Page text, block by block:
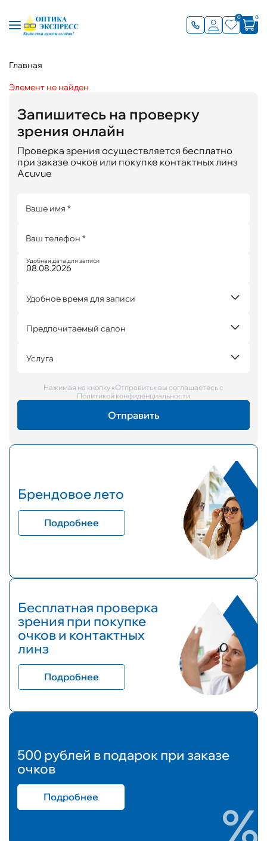
0 0
Главная
Элемент не найден
Запишитесь на проверку
зрения онлайн
Проверка зрения осуществляется бесплатно
при заказе очков или покупке контактных линз
Acuvue
Ваше имя *
Ваш телефон *
Удобная дата для записи
Удобное время для записи
Предпочитаемый салон
Услуга
Нажимая на кнопку «Отправить» вы соглашаетесь с
Политикой конфиденциальности
Брендовое лето
Подробнее
Бесплатная проверка
зрения при покупке
очков и контактных
линз
Подробнее
500 рублей в подарок при заказе
очков
Подробнее